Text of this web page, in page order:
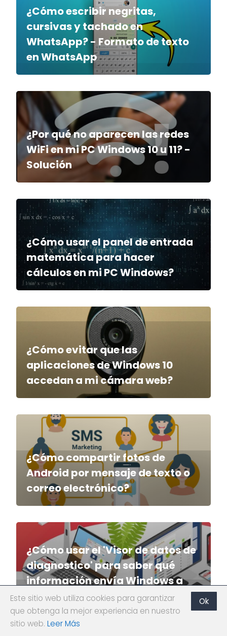
¿Cómo escribir negritas,
cursivas y tachado en
WhatsApp? - Formato de texto
en WhatsApp
¿Por qué no aparecen las redes
WiFi en mi PC Windows 10 u 11? -
Solución
¿Cómo usar el panel de entrada
matemática para hacer
cálculos en mi PC Windows?
¿Cómo evitar que las
aplicaciones de Windows 10
accedan a mi cámara web?
¿Cómo compartir fotos de
Android por mensaje de texto o
correo electrónico?
¿Cómo usar el 'Visor de datos de
diagnostico' para saber qué
información envía Windows a
Microsoft?
Ok
Este sitio web utiliza cookies para garantizar
que obtenga la mejor experiencia en nuestro
sitio web. Leer Más